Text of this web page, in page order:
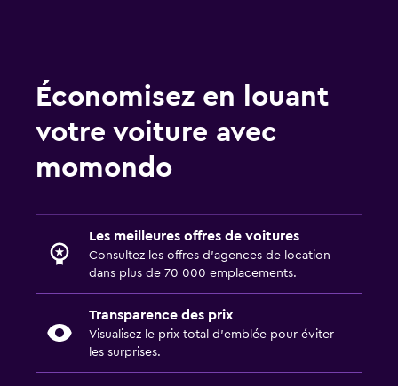
Économisez en louant
votre voiture avec
momondo
Les meilleures offres de voitures
Consultez les offres d’agences de location
dans plus de 70 000 emplacements.
Transparence des prix
Visualisez le prix total d’emblée pour éviter
les surprises.